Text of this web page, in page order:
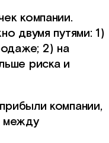
компании.
двумя путями: 1)
2) на
риска и
компании,
между